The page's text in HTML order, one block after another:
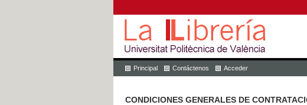
Principal Contáctenos Acceder
CONDICIONES GENERALES DE